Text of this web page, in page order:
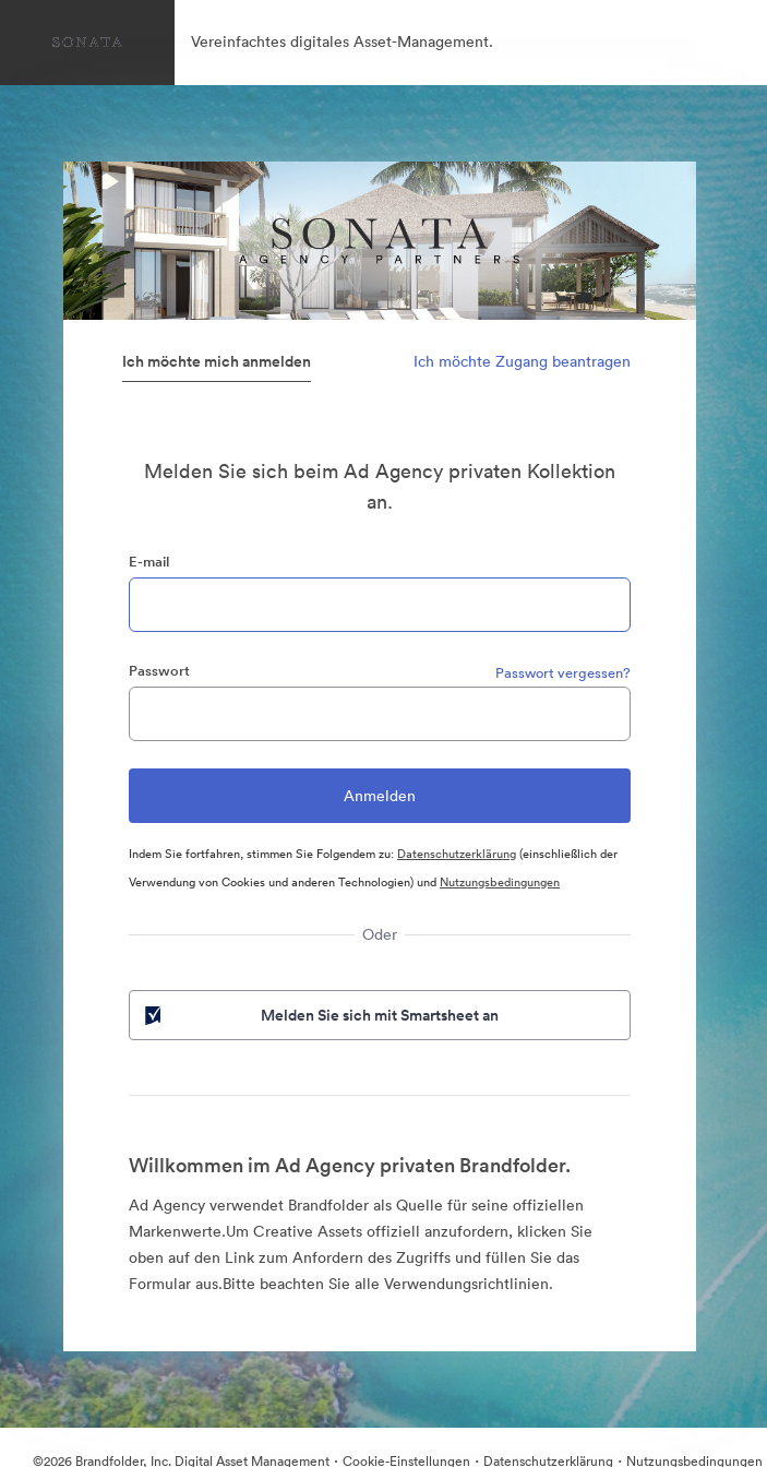
Vereinfachtes digitales Asset-Management.
Ich möchte mich anmelden Ich möchte Zugang beantragen
Melden Sie sich beim Ad Agency privaten Kollektion
an.
E-mail
Passwort Passwort vergessen?
Indem Sie fortfahren, stimmen Sie Folgendem zu: Datenschutzerklärung(einschließlich der
Verwendung von Cookies und anderen Technologien) und Nutzungsbedingungen
Oder
Melden Sie sich mit Smartsheet an
Willkommen im Ad Agency privaten Brandfolder.
Ad Agency verwendet Brandfolder als Quelle für seine offiziellen
Markenwerte.Um Creative Assets offiziell anzufordern, klicken Sie
oben auf den Link zum Anfordern des Zugriffs und füllen Sie das
Formular aus.Bitte beachten Sie alle Verwendungsrichtlinien.
©2026 Brandfolder, Inc. Digital Asset Management · Cookie-Einstellungen · Datenschutzerklärung · Nutzungsbedingungen